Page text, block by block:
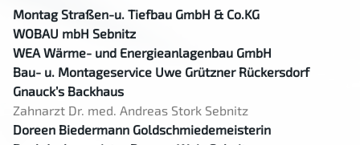
Montag Straßen-u. Tiefbau GmbH & Co.KG
WOBAU mbH Sebnitz
WEA Wärme- und Energieanlagenbau GmbH
Bau- u. Montageservice Uwe Grützner Rückersdorf
Gnauck’s Backhaus
Zahnarzt Dr. med. Andreas Stork Sebnitz
Doreen Biedermann Goldschmiedemeisterin